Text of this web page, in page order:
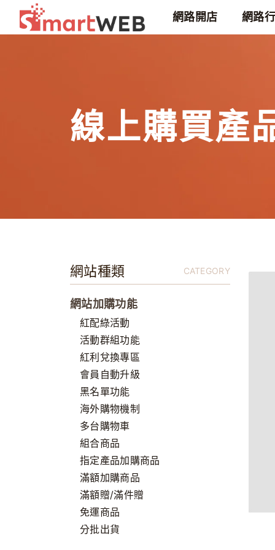
網路開店 網路
線上購買產
網站種類 CATEGORY
網站加購功能
紅配綠活動
活動群組功能
紅利兌換專區
會員自動升級
黑名單功能
海外購物機制
多台購物車
組合商品
指定產品加購商品
滿額加購商品
滿額贈/滿件贈
免運商品
分批出貨